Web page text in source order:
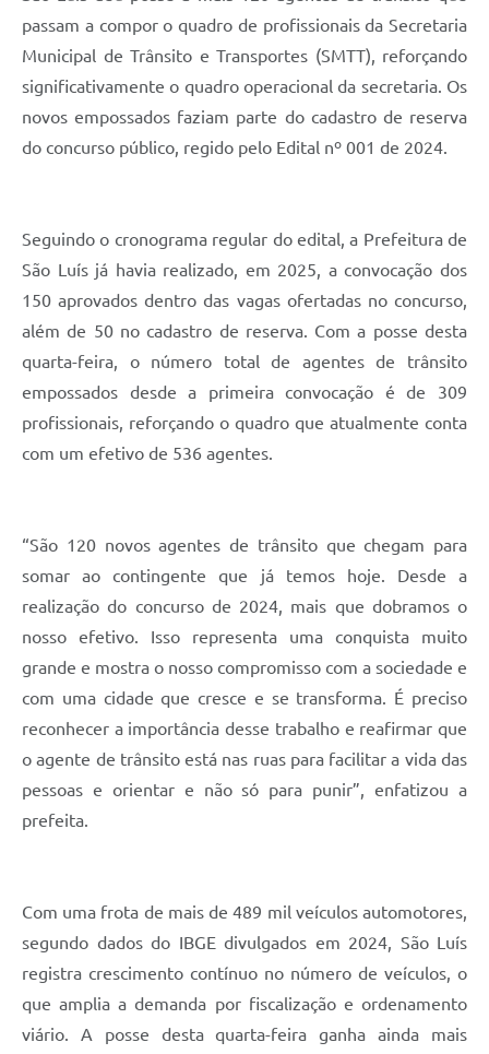
passam a compor o quadro de profissionais da Secretaria
Municipal de Trânsito e Transportes (SMTT), reforçando
significativamente o quadro operacional da secretaria. Os
novos empossados faziam parte do cadastro de reserva
do concurso público, regido pelo Edital nº 001 de 2024.
Seguindo o cronograma regular do edital, a Prefeitura de
São Luís já havia realizado, em 2025, a convocação dos
150 aprovados dentro das vagas ofertadas no concurso,
além de 50 no cadastro de reserva. Com a posse desta
quarta-feira, o número total de agentes de trânsito
empossados desde a primeira convocação é de 309
profissionais, reforçando o quadro que atualmente conta
com um efetivo de 536 agentes.
“São 120 novos agentes de trânsito que chegam para
somar ao contingente que já temos hoje. Desde a
realização do concurso de 2024, mais que dobramos o
nosso efetivo. Isso representa uma conquista muito
grande e mostra o nosso compromisso com a sociedade e
com uma cidade que cresce e se transforma. É preciso
reconhecer a importância desse trabalho e reafirmar que
o agente de trânsito está nas ruas para facilitar a vida das
pessoas e orientar e não só para punir”, enfatizou a
prefeita.
Com uma frota de mais de 489 mil veículos automotores,
segundo dados do IBGE divulgados em 2024, São Luís
registra crescimento contínuo no número de veículos, o
que amplia a demanda por fiscalização e ordenamento
viário. A posse desta quarta-feira ganha ainda mais